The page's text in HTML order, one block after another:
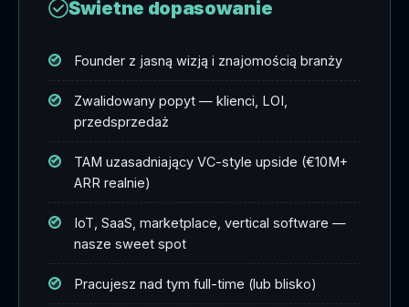
Świetne dopasowanie
Founder z jasną wizją i znajomością branży
Zwalidowany popyt — klienci, LOI,
przedsprzedaż
TAM uzasadniający VC-style upside (€10M+
ARR realnie)
IoT, SaaS, marketplace, vertical software —
nasze sweet spot
Pracujesz nad tym full-time (lub blisko)